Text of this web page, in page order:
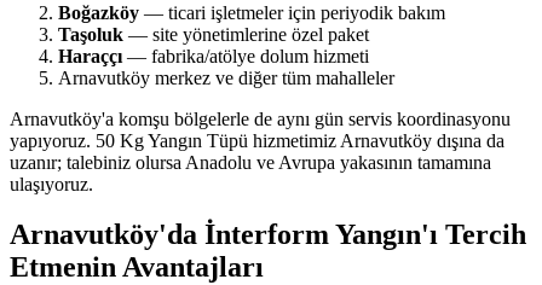
Boğazköy — ticari işletmeler için periyodik bakım
Taşoluk — site yönetimlerine özel paket
Haraççı — fabrika/atölye dolum hizmeti
Arnavutköy merkez ve diğer tüm mahalleler
Arnavutköy'a komşu bölgelerle de aynı gün servis koordinasyonu
yapıyoruz. 50 Kg Yangın Tüpü hizmetimiz Arnavutköy dışına da
uzanır; talebiniz olursa Anadolu ve Avrupa yakasının tamamına
ulaşıyoruz.
Arnavutköy'da İnterform Yangın'ı Tercih
Etmenin Avantajları